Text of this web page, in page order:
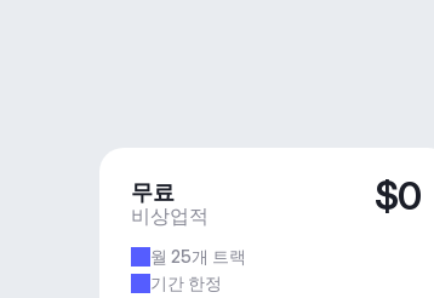
무료
비상업적 $0
월 25개 트랙
기간 한정